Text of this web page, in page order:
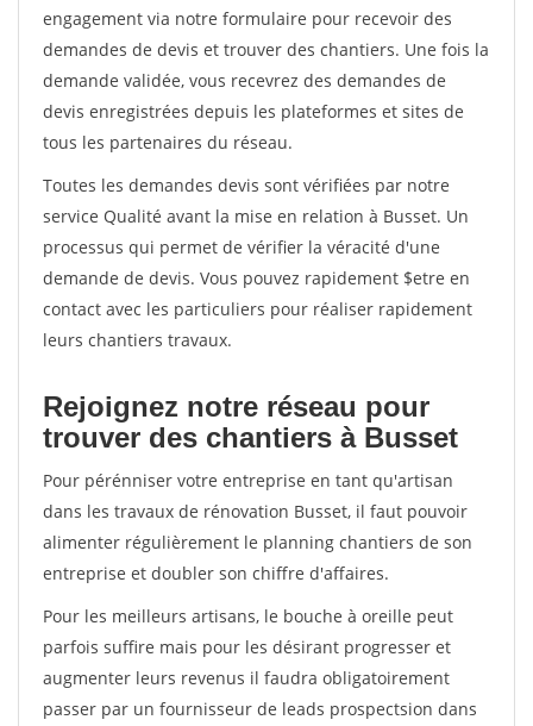
engagement via notre formulaire pour recevoir des
demandes de devis et trouver des chantiers. Une fois la
demande validée, vous recevrez des demandes de
devis enregistrées depuis les plateformes et sites de
tous les partenaires du réseau.
Toutes les demandes devis sont vérifiées par notre
service Qualité avant la mise en relation à Busset. Un
processus qui permet de vérifier la véracité d'une
demande de devis. Vous pouvez rapidement $etre en
contact avec les particuliers pour réaliser rapidement
leurs chantiers travaux.
Rejoignez notre réseau pour
trouver des chantiers à Busset
Pour pérénniser votre entreprise en tant qu'artisan
dans les travaux de rénovation Busset, il faut pouvoir
alimenter régulièrement le planning chantiers de son
entreprise et doubler son chiffre d'affaires.
Pour les meilleurs artisans, le bouche à oreille peut
parfois suffire mais pour les désirant progresser et
augmenter leurs revenus il faudra obligatoirement
passer par un fournisseur de leads prospectsion dans